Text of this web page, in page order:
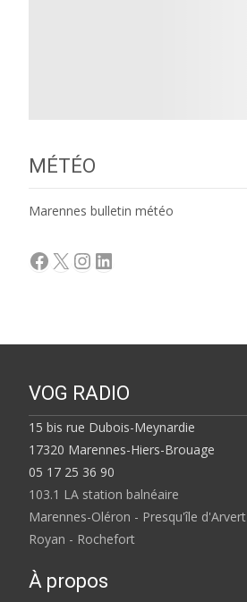
MÉTÉO
Marennes bulletin météo
Facebook
X Instagram
LinkedIn
VOG RADIO
15 bis rue Dubois-Meynardie
17320 Marennes-Hiers-Brouage
05 17 25 36 90
103.1 LA station balnéaire
Marennes-Oléron - Presqu'île d'Arvert
Royan - Rochefort
À propos